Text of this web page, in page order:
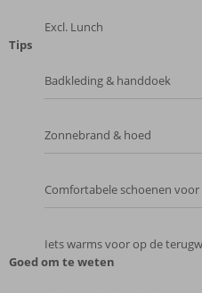
Excl. Lunch
Tips
Badkleding & handdoek
Zonnebrand & hoed
Comfortabele schoenen voor
Iets warms voor op de
Goed om te weten